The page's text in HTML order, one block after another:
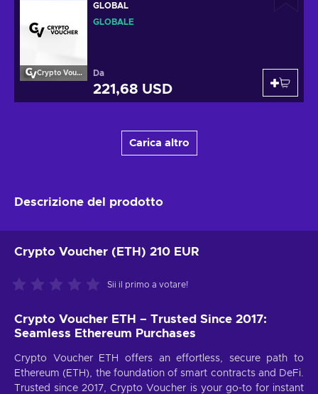
Crypto Voucher
GLOBAL
GLOBALE
Da
221,68 USD
Carica altro
Descrizione del prodotto
Crypto Voucher (ETH) 210 EUR
Sii il primo a votare!
Crypto Voucher ETH – Trusted Since 2017:
Seamless Ethereum Purchases
Crypto Voucher ETH offers an effortless, secure path to
Ethereum (ETH), the foundation of smart contracts and DeFi.
Trusted since 2017, Crypto Voucher is your go-to for instant